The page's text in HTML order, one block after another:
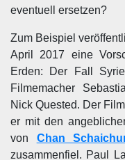
eventuell ersetzen?
Zum Beispiel
April 2017 eine
Erden: Der Fall
Filmemacher
Nick Quested. Der
er mit den
von Chan
zusammenfiel. Paul